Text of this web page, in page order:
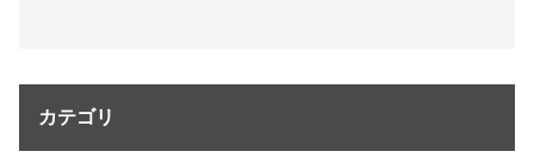
カテゴリ